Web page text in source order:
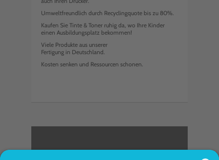
Umweltfreundlich durch Recyclingquote bis zu 80%.
Kaufen Sie Tinte & Toner ruhig da, wo Ihre Kinder
einen Ausbildungsplatz bekommen!
Viele Produkte aus unserer
Fertigung in Deutschland.
Kosten senken und Ressourcen schonen.
<